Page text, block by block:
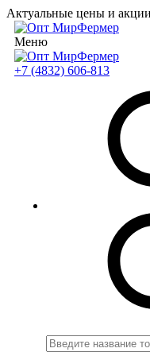
Актуальные цены и
Меню
+7 (4832) 606-813